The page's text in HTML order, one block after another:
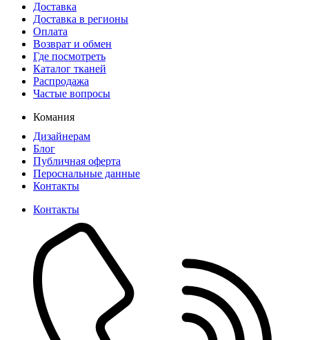
Доставка
Доставка в регионы
Оплата
Возврат и обмен
Где посмотреть
Каталог тканей
Распродажа
Частые вопросы
Комания
Дизайнерам
Блог
Публичная оферта
Пероснальные данные
Контакты
Контакты